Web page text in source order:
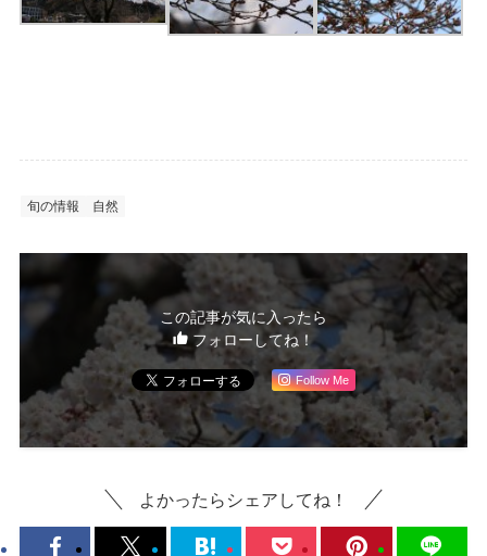
旬の情報 自然
この記事が気に入ったら
フォローしてね！
Follow Me
よかったらシェアしてね！